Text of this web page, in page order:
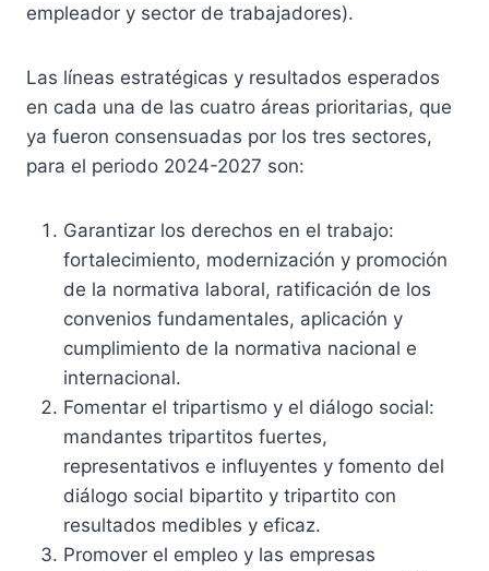
empleador y sector de trabajadores).
Las líneas estratégicas y resultados esperados
en cada una de las cuatro áreas prioritarias, que
ya fueron consensuadas por los tres sectores,
para el periodo 2024-2027 son:
Garantizar los derechos en el trabajo:
fortalecimiento, modernización y promoción
de la normativa laboral, ratificación de los
convenios fundamentales, aplicación y
cumplimiento de la normativa nacional e
internacional.
Fomentar el tripartismo y el diálogo social:
mandantes tripartitos fuertes,
representativos e influyentes y fomento del
diálogo social bipartito y tripartito con
resultados medibles y eficaz.
Promover el empleo y las empresas